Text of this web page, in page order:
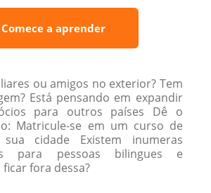
Comece a aprender
ou amigos no exterior? Tem
Está pensando em expandir
para outros países Dê o
Matricule-se em um curso de
cidade Existem inumeras
para pessoas bilingues e
fora dessa?